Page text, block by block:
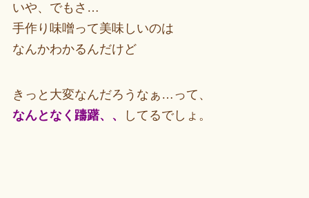
いや、でもさ…
手作り味噌って美味しいのは
なんかわかるんだけど
きっと大変なんだろうなぁ…って、
なんとなく躊躇、、
してるでしょ。